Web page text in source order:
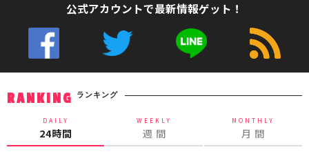
公式アカウントで最新情報ゲット！
RANKING ランキング
DAILY
24時間
WEEKLY
週 間
MONTHLY
月 間